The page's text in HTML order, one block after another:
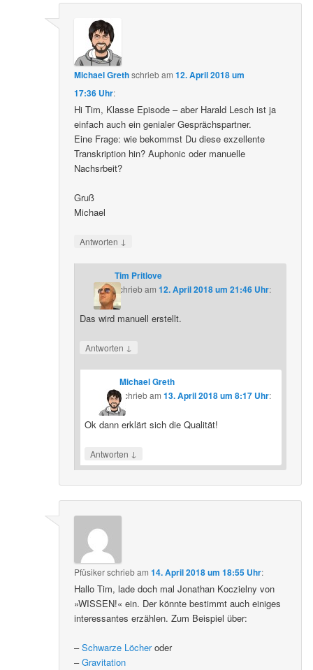
Michael Grethschriebam12. April 2018 um
17:36 Uhr:
Hi Tim, Klasse Episode – aber Harald Lesch ist ja
einfach auch ein genialer Gesprächspartner.
Eine Frage: wie bekommst Du diese exzellente
Transkription hin? Auphonic oder manuelle
Nachsrbeit?
Gruß
Michael
Antworten ↓
Tim Pritlove
schriebam 12. April 2018 um 21:46 Uhr:
Das wird manuell erstellt.
Antworten ↓
Michael Greth
schriebam13. April 2018 um 8:17 Uhr:
Ok dann erklärt sich die Qualität!
Antworten ↓
Pfüsikerschriebam14. April 2018 um 18:55 Uhr:
Hallo Tim, lade doch mal Jonathan Koczielny von
»WISSEN!« ein. Der könnte bestimmt auch einiges
interessantes erzählen. Zum Beispiel über:
–Schwarze Löcheroder
–Gravitation